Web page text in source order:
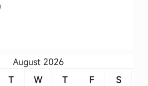
August 2026
T W T F
S